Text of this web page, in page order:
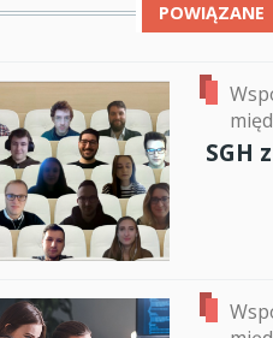
SGH
SGH
POWIĄZANE
SGH